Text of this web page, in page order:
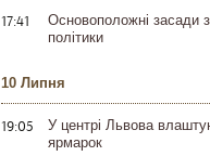
17:41
Основоположні засади
політики
10 Липня
19:05
У центрі Львова
ярмарок